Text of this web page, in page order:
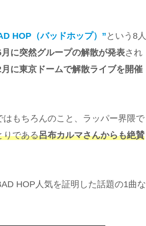
HOP（バッドホップ）” という8人
に突然グループの解散が発表され
に東京ドームで解散ライブを開催
もちろんのこと、ラッパー界隈で
りである呂布カルマさんからも絶賛
HOP人気を証明した話題の1曲な